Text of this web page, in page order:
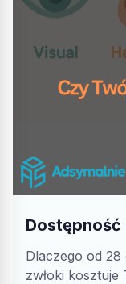
Dostępność
Dlaczego od
zwłoki kosztuje